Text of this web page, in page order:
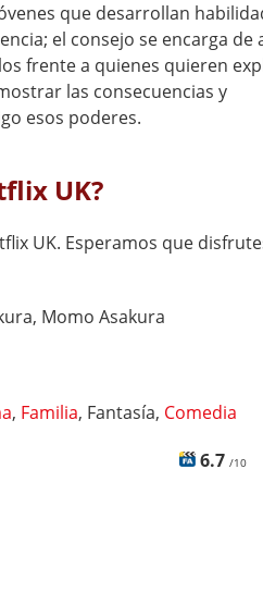
que desarrollan
el consejo se encarga de
frente a quienes quieren
las consecuencias y
esos poderes.
UK?
UK. Esperamos que
Momo Asakura
, Familia, Fantasía, Comedia
6.7 /10